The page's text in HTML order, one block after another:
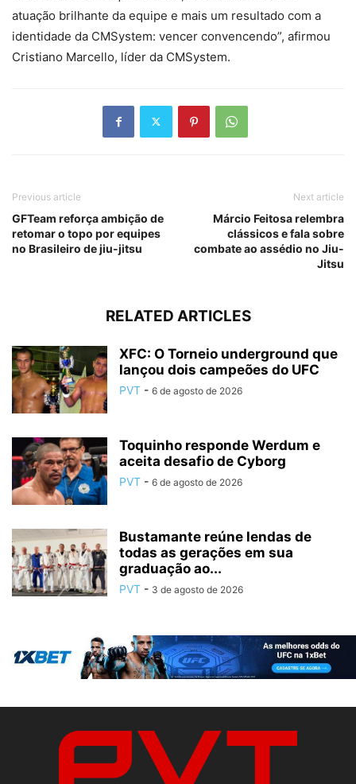
atuação brilhante da equipe e mais um resultado com a
identidade da CMSystem: vencer convencendo”, afirmou
Cristiano Marcello, líder da CMSystem.
Previous article
GFTeam reforça ambição de
retomar o topo por equipes
no Brasileiro de jiu-jitsu
Next article
Márcio Feitosa relembra
clássicos e fala sobre
combate ao assédio no Jiu-
Jitsu
RELATED ARTICLES
XFC: O Torneio underground que
lançou dois campeões do UFC
PVT - 6 de agosto de 2026
Toquinho responde Werdum e
aceita desafio de Cyborg
PVT - 6 de agosto de 2026
Bustamante reúne lendas de
todas as gerações em sua
graduação ao...
PVT - 3 de agosto de 2026